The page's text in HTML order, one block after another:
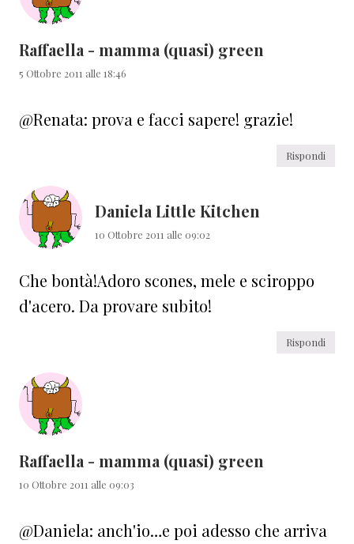
Raffaella - mamma (quasi) green
5 Ottobre 2011 alle 18:46
@Renata: prova e facci sapere! grazie!
Rispondi
Daniela Little Kitchen
10 Ottobre 2011 alle 09:02
Che bontà!Adoro scones, mele e sciroppo
d'acero. Da provare subito!
Rispondi
Raffaella - mamma (quasi) green
10 Ottobre 2011 alle 09:03
@Daniela: anch'io…e poi adesso che arriva